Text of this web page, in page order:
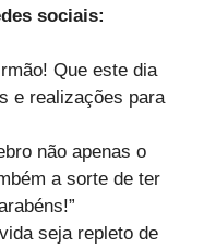
sociais:
Que este dia
e realizações para
não apenas o
a sorte de ter
seja repleto de